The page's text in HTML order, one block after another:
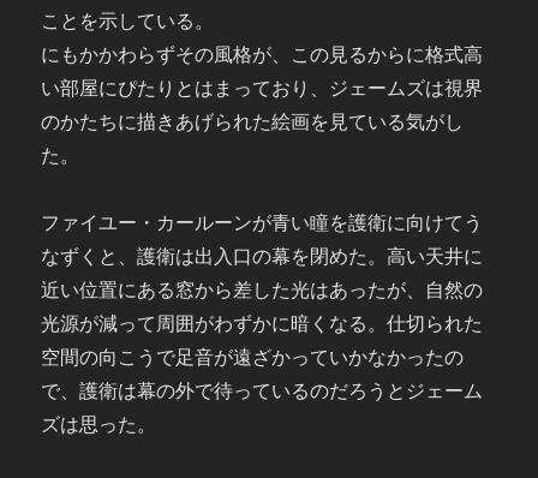
ことを示している。
にもかかわらずその風格が、この見るからに格式高
い部屋にぴたりとはまっており、ジェームズは視界
のかたちに描きあげられた絵画を見ている気がし
た。
ファイユー・カールーンが青い瞳を護衛に向けてう
なずくと、護衛は出入口の幕を閉めた。高い天井に
近い位置にある窓から差した光はあったが、自然の
光源が減って周囲がわずかに暗くなる。仕切られた
空間の向こうで足音が遠ざかっていかなかったの
で、護衛は幕の外で待っているのだろうとジェーム
ズは思った。